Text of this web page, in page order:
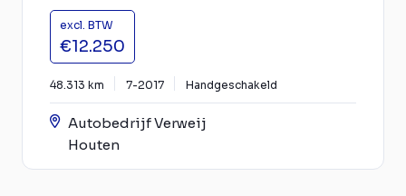
excl. BTW
€12.250
48.313 km 7-2017 Handgeschakeld
Autobedrijf Verweij
Houten